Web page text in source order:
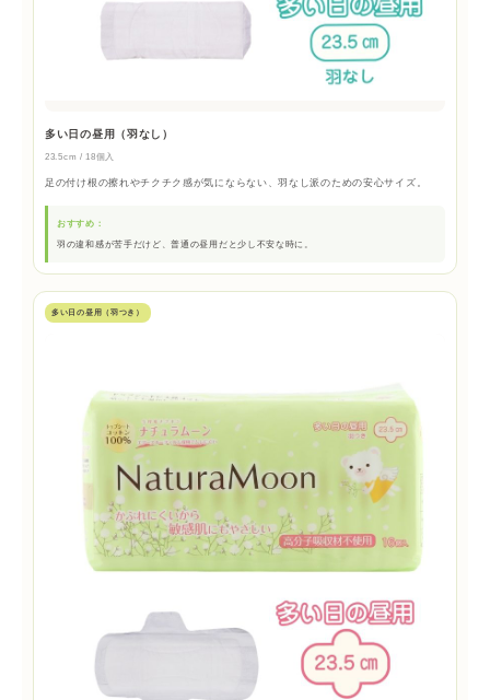
多い日の昼用（羽なし）
23.5cm / 18個入
足の付け根の擦れやチクチク感が気にならない、羽なし派のための安心サイズ。
おすすめ：
羽の違和感が苦手だけど、普通の昼用だと少し不安な時に。
多い日の昼用（羽つき）